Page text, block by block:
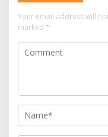
Your email address will
marked *